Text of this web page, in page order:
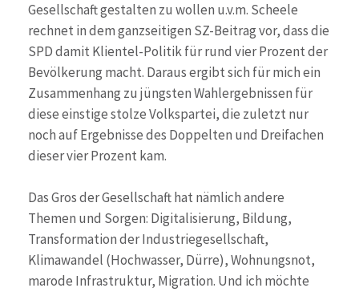
Gesellschaft gestalten zu wollen u.v.m. Scheele
rechnet in dem ganzseitigen SZ-Beitrag vor, dass die
SPD damit Klientel-Politik für rund vier Prozent der
Bevölkerung macht. Daraus ergibt sich für mich ein
Zusammenhang zu jüngsten Wahlergebnissen für
diese einstige stolze Volkspartei, die zuletzt nur
noch auf Ergebnisse des Doppelten und Dreifachen
dieser vier Prozent kam.
Das Gros der Gesellschaft hat nämlich andere
Themen und Sorgen: Digitalisierung, Bildung,
Transformation der Industriegesellschaft,
Klimawandel (Hochwasser, Dürre), Wohnungsnot,
marode Infrastruktur, Migration. Und ich möchte